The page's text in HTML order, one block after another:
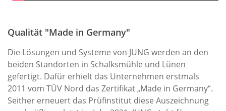
Qualität "Made in Germany"
Die Lösungen und Systeme von JUNG werden an den
beiden Standorten in Schalksmühle und Lünen
gefertigt. Dafür erhielt das Unternehmen erstmals
2011 vom TÜV Nord das Zertifikat „Made in Germany“.
Seither erneuert das Prüfinstitut diese Auszeichnung